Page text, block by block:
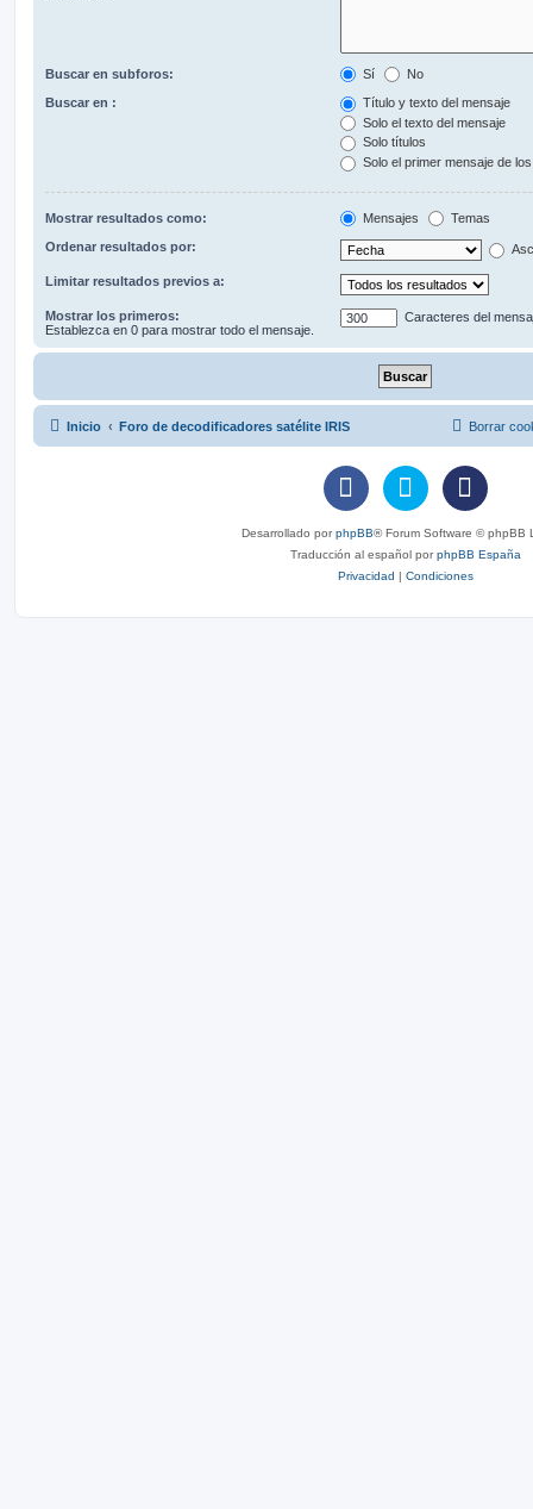
Buscar en subforos: Sí No
Buscar en :
Título y texto del mensaje
Solo el texto del mensaje
Solo títulos
Solo el primer mensaje de
Mostrar resultados como: Mensajes Temas
Ordenar resultados por:
Limitar resultados previos a:
Mostrar los primeros:
Establezca en 0 para mostrar todo el mensaje.
Caracteres del
Inicio Foro de decodificadores satélite IRIS Borrar
Desarrollado porphpBB® Forum Software © phpBB
Traducción al español porphpBB España
Privacidad | Condiciones